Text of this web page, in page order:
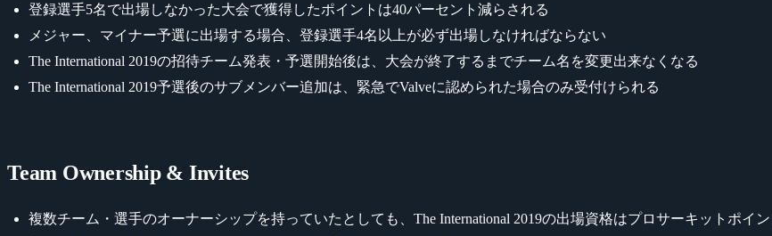
登録選手5名で出場しなかった大会で獲得したポイントは40パーセント減らされる
メジャー、マイナー予選に出場する場合、登録選手4名以上が必ず出場しなければならない
The International 2019の招待チーム発表・予選開始後は、大会が終了するまでチーム名を変更出来なくなる
The International 2019予選後のサブメンバー追加は、緊急でValveに認められた場合のみ受付けられる
Team Ownership & Invites
複数チーム・選手のオーナーシップを持っていたとしても、The International 2019の出場資格はプロサーキットポイ